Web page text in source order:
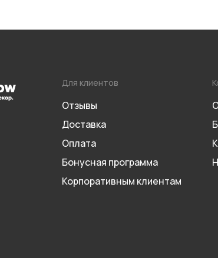
Для клиентов
Отзывы
Доставка
Оплата
Бонусная программа
Корпоративным клиентам